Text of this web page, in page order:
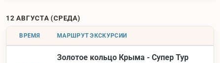
12 АВГУСТА (СРЕДА)
ВРЕМЯ МАРШРУТ ЭКСКУРСИИ
Золотое кольцо Крыма - Супер Тур